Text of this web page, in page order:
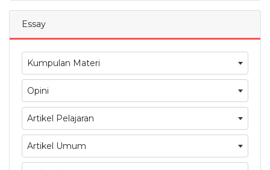
Essay
Kumpulan Materi
Opini
Artikel Pelajaran
Artikel Umum